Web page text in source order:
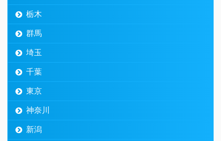
栃木
群馬
埼玉
千葉
東京
神奈川
新潟